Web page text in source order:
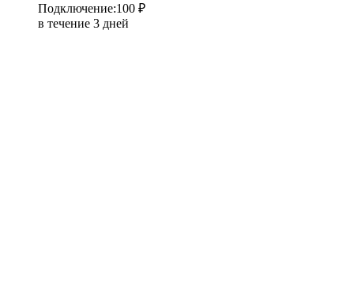
Подключение:100 ₽
в течение 3 дней